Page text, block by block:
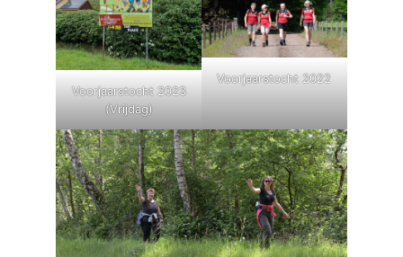
Voorjaarstocht 2023
(Vrijdag)
Voorjaarstocht 2022